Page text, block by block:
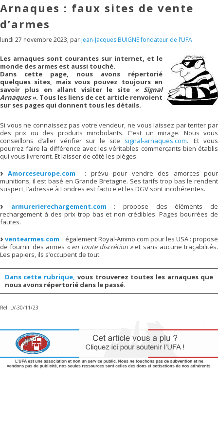
Arnaques : faux sites de vente
d’armes
lundi 27 novembre 2023, par Jean-Jacques BUIGNE fondateur de l’UFA
Les arnaques sont courantes sur internet, et le
monde des armes est aussi touché.
Dans cette page, nous avons répertorié
quelques sites, mais vous pouvez toujours en
savoir plus en allant visiter le site « Signal
Arnaques ». Tous les liens de cet article renvoient
sur ses pages qui donnent tous les détails.
Si vous ne connaissez pas votre vendeur, ne vous laissez par tenter par
des prix ou des produits mirobolants. C’est un mirage. Nous vous
conseillons d’aller vérifier sur le site signal-arnaques.com.. Et vous
pourrez faire la différence avec les véritables commerçants bien établis
qui vous livreront. Et laisser de côté les pièges.
Amorceseurope.com
: prévu pour vendre des amorces pour
munitions, il est basé en Grande Bretagne. Ses tarifs trop bas le rendent
suspect, l’adresse à Londres est factice et les DGV sont incohérentes.
armurerierechargement.com : propose des éléments de
rechargement à des prix trop bas et non crédibles. Pages bourrées de
fautes.
ventearmes.com : également Royal-Ammo.com pour les USA : propose
de fournir des armes « en toute discrétion »et sans aucune traçabilités.
Les papiers, ils s’occupent de tout.
Dans cette rubrique, vous trouverez toutes les arnaques que
nous avons répertorié dans le passé.
Rel. LV-30/11/23